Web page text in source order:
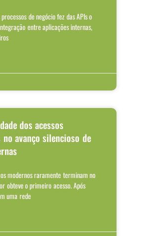
de negócio fez das APIs o
entre aplicações internas,
dos acessos
avanço silencioso de
modernos raramente terminam no
obteve o primeiro acesso. Após
uma rede